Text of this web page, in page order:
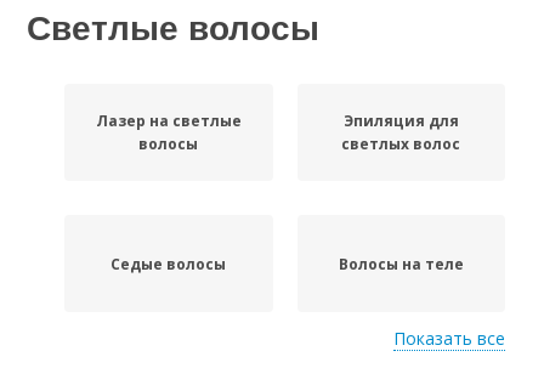
Светлые волосы
Лазер на светлые
волосы
Эпиляция для
светлых волос
Седые волосы Волосы на теле
Показать все